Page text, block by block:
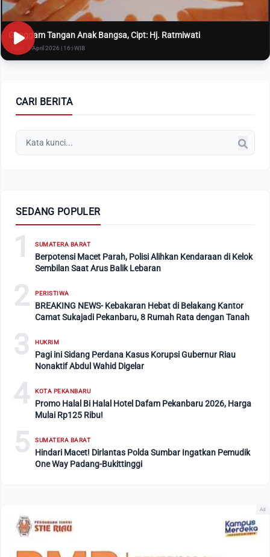
Genggam Tangan Anak Bangsa, Cipt: Hj. Ratmiwati
Rabu, 8 April 2026 | 16:i WIB
CARI BERITA
SEDANG POPULER
1 SUMATERA BARAT
Berpotensi Macet Parah, Polisi Alihkan Kendaraan di Kelok
Sembilan Saat Arus Balik Lebaran
2 PERISTIWA
BREAKING NEWS- Kebakaran Hebat di Belakang Kantor
Camat Sukajadi Pekanbaru, 8 Rumah Rata dengan Tanah
3 HUKRIM
Pagi ini Sidang Perdana Kasus Korupsi Gubernur Riau
Nonaktif Abdul Wahid Digelar
4 KOTA PEKANBARU
Promo Halal Bi Halal Hotel Dafam Pekanbaru 2026, Harga
Mulai Rp125 Ribu!
5 SUMATERA BARAT
Hindari Macet! Dirlantas Polda Sumbar Ingatkan Pemudik
One Way Padang-Bukittinggi
Ad